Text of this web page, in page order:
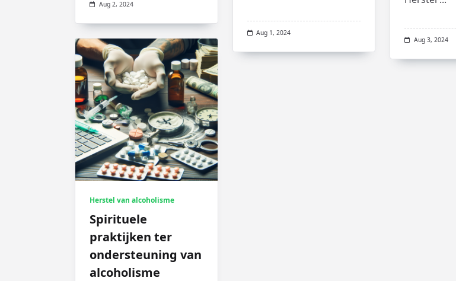
Aug 3, 2024
Aug 2, 2024
Aug 1, 2024
Herstel van alcoholisme
Spirituele
praktijken ter
ondersteuning van
alcoholisme